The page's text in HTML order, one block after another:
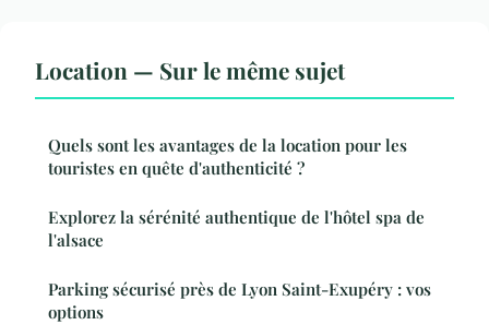
Location — Sur le même sujet
Quels sont les avantages de la location pour les
touristes en quête d'authenticité ?
Explorez la sérénité authentique de l'hôtel spa de
l'alsace
Parking sécurisé près de Lyon Saint-Exupéry : vos
options